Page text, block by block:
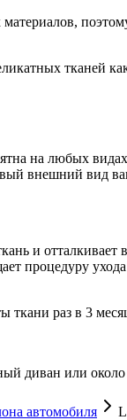
тканей
на любых
внешний вид
и
процедуру
ткани раз в 3
диван или
автомобиля